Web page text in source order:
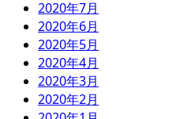
2020年7月
2020年6月
2020年5月
2020年4月
2020年3月
2020年2月